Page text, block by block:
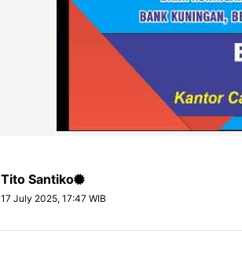
Tito Santiko
17 July 2025, 17:47 WIB